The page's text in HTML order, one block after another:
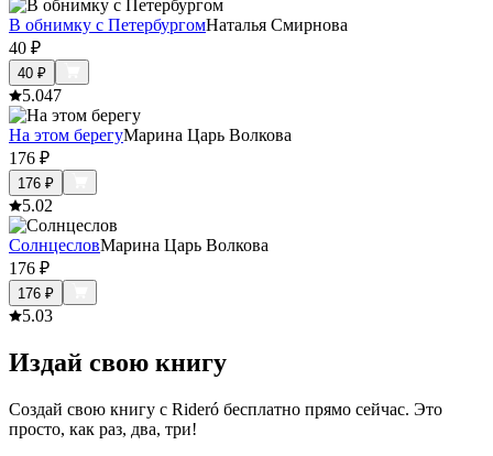
В обнимку с ПетербургомНаталья Смирнова
40 ₽
40 ₽
5.047
На этом берегуМарина Царь Волкова
176 ₽
176 ₽
5.02
СолнцесловМарина Царь Волкова
176 ₽
176 ₽
5.03
Издай свою книгу
Создай свою книгу с Rideró бесплатно прямо сейчас. Это
просто, как раз, два, три!